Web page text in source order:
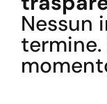
Nessun